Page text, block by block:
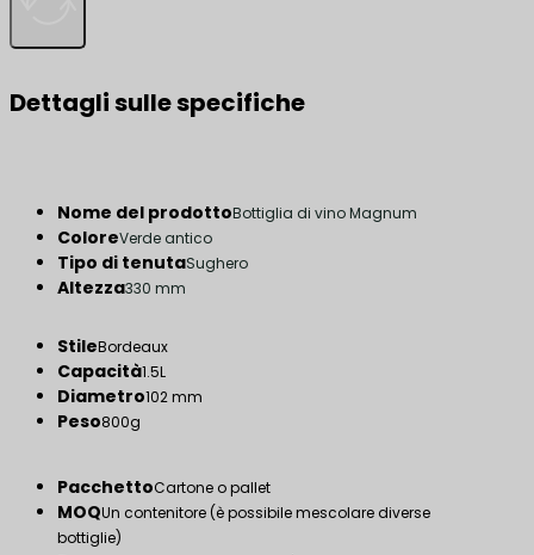
Dettagli sulle specifiche
Nome del prodottoBottiglia di vino Magnum
ColoreVerde antico
Tipo di tenutaSughero
Altezza330 mm
StileBordeaux
Capacità1.5L
Diametro102 mm
Peso800g
PacchettoCartone o pallet
MOQUn contenitore (è possibile mescolare diverse
bottiglie)